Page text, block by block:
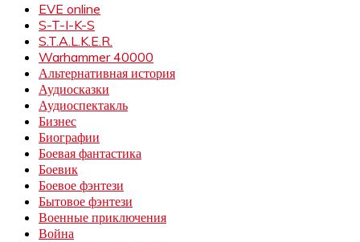
EVE online
S-T-I-K-S
S.T.A.L.K.E.R.
Warhammer 40000
Альтернативная история
Аудиосказки
Аудиоспектакль
Бизнес
Биографии
Боевая фантастика
Боевик
Боевое фэнтези
Бытовое фэнтези
Военные приключения
Война